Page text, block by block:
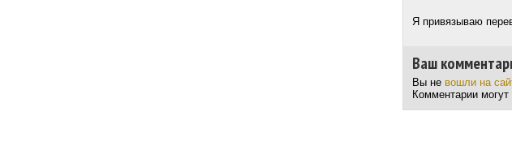
Я привязываю
Ваш
Вы не вошли на
Комментарии могут